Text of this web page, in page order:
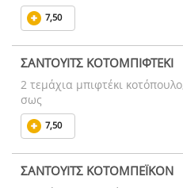
7,50
ΣΑΝΤΟΥΙΤΣ ΚΟΤΟΜΠΙΦΤΕΚΙ
2 τεμάχια μπιφτέκι
σως
7,50
ΣΑΝΤΟΥΙΤΣ ΚΟΤΟΜΠΕΪΚΟΝ